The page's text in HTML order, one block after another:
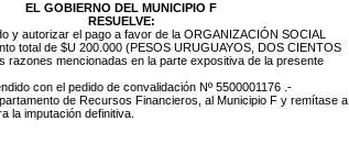
EL GOBIERNO DEL MUNICIPIO F
RESUELVE:
y autorizar el pago a favor de la ORGANIZACIÓN SOCIAL
total de $U 200.000 (PESOS URUGUAYOS, DOS CIENTOS
razones mencionadas en la parte expositiva de la presente
con el pedido de convalidación Nº 5500001176 .-
de Recursos Financieros, al Municipio F y remítase a
la imputación definitiva.